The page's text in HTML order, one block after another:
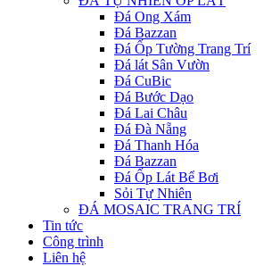
Đá Ong Xám
Đá Bazzan
Đá Ốp Tường Trang Trí
Đá lát Sân Vườn
Đá CuBic
Đá Bước Dạo
Đá Lai Châu
Đá Đà Nẵng
Đá Thanh Hóa
Đá Bazzan
Đá Ốp Lát Bể Bơi
Sỏi Tự Nhiên
ĐÁ MOSAIC TRANG TRÍ
Tin tức
Công trình
Liên hệ